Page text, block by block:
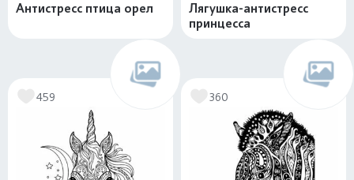
Антистресс птица орел
Лягушка-антистресс
принцесса
459 360